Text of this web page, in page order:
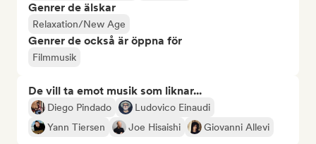
Genrer de älskar
Relaxation/New Age
Genrer de också är öppna för
Filmmusik
De vill ta emot musik som liknar...
Diego Pindado
Ludovico Einaudi
Yann Tiersen
Joe Hisaishi Giovanni Allevi